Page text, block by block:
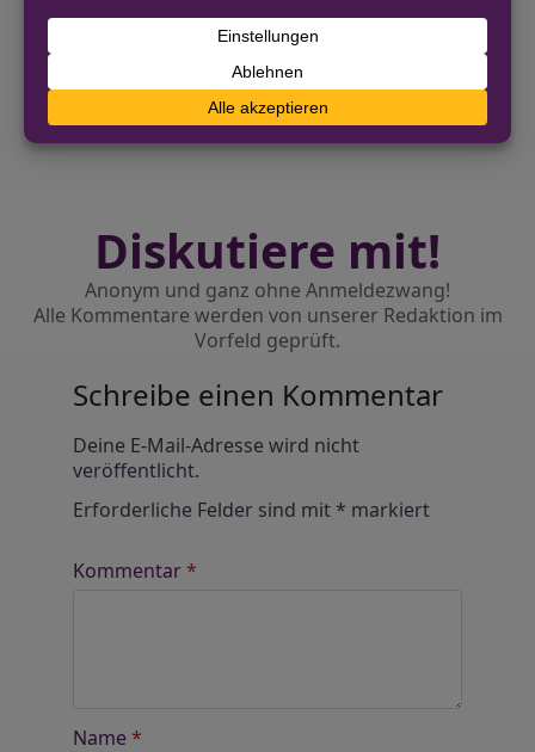
NÄCHSTER BEITRAG
Tankstellengelände in Oerlinghausen
Diskutiere mit!
Anonym und ganz ohne Anmeldezwang!
Alle Kommentare werden von unserer Redaktion im
Vorfeld geprüft.
Schreibe einen Kommentar
Deine E-Mail-Adresse wird nicht
veröffentlicht.
Erforderliche Felder sind mit* markiert
Kommentar*
Name *